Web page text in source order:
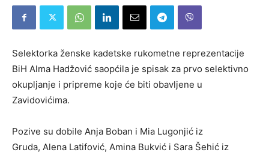
Selektorka ženske kadetske rukometne reprezentacije
BiH Alma Hadžović saopćila je spisak za prvo selektivno
okupljanje i pripreme koje će biti obavljene u
Zavidovićima.
Pozive su dobile Anja Boban i Mia Lugonjić iz
Gruda, Alena Latifović, Amina Bukvić i Sara Šehić iz